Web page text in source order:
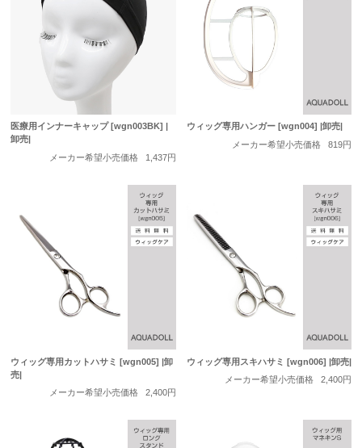
医療用インナーキャップ [wgn003BK] |
卸売|
メーカー希望小売価格
1,437円
ウィッグ専用ハンガー [wgn004] |卸売|
メーカー希望小売価格
819円
ウィッグ専用カットハサミ [wgn005] |卸
売|
メーカー希望小売価格
2,400円
ウィッグ専用スキハサミ [wgn006] |卸売|
メーカー希望小売価格
2,400円